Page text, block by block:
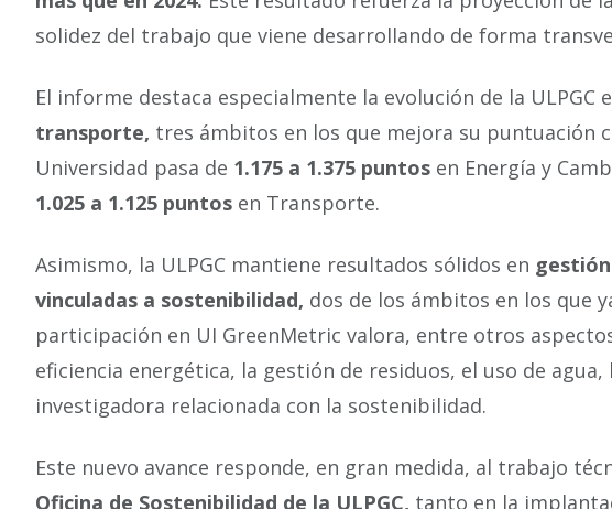
solidez del trabajo que viene desarrollando de forma
El informe destaca especialmente la evolución de la ULPGC
transporte, tres ámbitos en los que mejora su puntuación
Universidad pasa de 1.175 a 1.375 puntos en Energía y
1.025 a 1.125 puntos en Transporte.
Asimismo, la ULPGC mantiene resultados sólidos en
vinculadas a sostenibilidad, dos de los ámbitos en los que
participación en UI GreenMetric valora, entre otros
eficiencia energética, la gestión de residuos, el uso de
investigadora relacionada con la sostenibilidad.
Este nuevo avance responde, en gran medida, al trabajo
Oficina de Sostenibilidad de la ULPGC, tanto en la